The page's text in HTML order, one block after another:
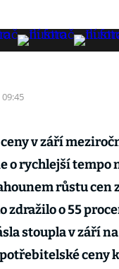
09:45
v září
o rychlejší tempo
růstu cen
zdražilo o 55
stoupla v září
ceny